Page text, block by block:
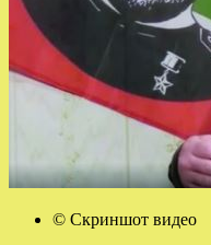
© Скриншот видео